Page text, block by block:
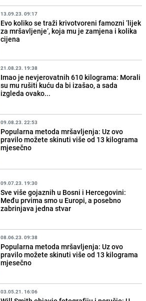
13.09.23. 09:17
Evo koliko se traži krivotvoreni famozni ‘lijek
za mršavljenje‘, koja mu je zamjena i kolika
cijena
21.08.23. 19:38
Imao je nevjerovatnih 610 kilograma: Morali
su mu rušiti kuću da bi izašao, a sada
izgleda ovako...
09.08.23. 22:53
Popularna metoda mršavljenja: Uz ovo
pravilo možete skinuti više od 13 kilograma
mjesečno
09.07.23. 19:30
Sve više gojaznih u Bosni i Hercegovini:
Među prvima smo u Europi, a posebno
zabrinjava jedna stvar
08.06.23. 09:38
Popularna metoda mršavljenja: Uz ovo
pravilo možete skinuti više od 13 kilograma
mjesečno
03.05.21. 16:06